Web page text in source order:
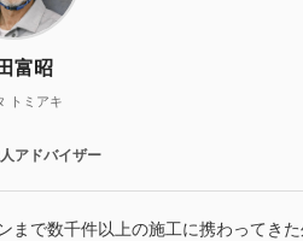
富昭
トミアキ
アドバイザー
で数千件以上の施工に携わってき